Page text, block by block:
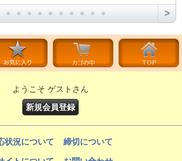
>
ようこそ ゲストさん
新規会員登録
状況について 締切について